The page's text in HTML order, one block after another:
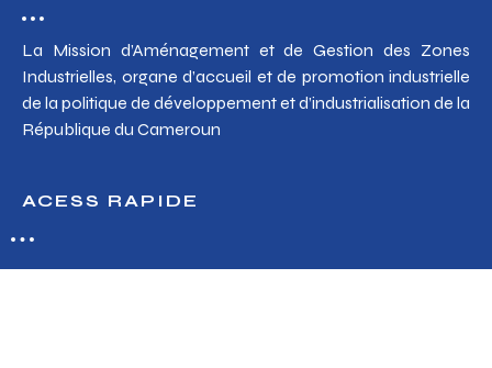
La Mission d’Aménagement et de Gestion des Zones
Industrielles, organe d’accueil et de promotion industrielle
de la politique de développement et d’industrialisation de la
République du Cameroun
ACESS RAPIDE